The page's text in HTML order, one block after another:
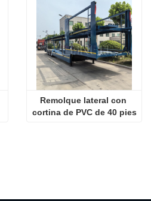
Remolque lateral con
cortina de PVC de 40 pies